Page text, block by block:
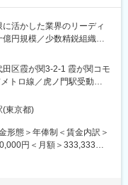
る誠実で丁寧な言葉遣
です。
長に繋がる仕事をしてい
のため、固定残業の50時
活かした業界のリーディ
円規模／少数精鋭組織で
をお任せします。
の登録・管理
区霞が関3-2-1 霞が関コモ
トロ線／虎ノ門駅受動喫
囲：会社の定める事業所
(東京都)
形態＞年俸制＜賃金内訳＞
円＜月額＞333,333円